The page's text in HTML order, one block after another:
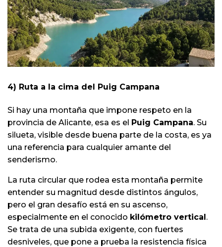
4) Ruta a la cima del Puig Campana
Si hay una montaña que impone respeto en la
provincia de Alicante, esa es el Puig Campana. Su
silueta, visible desde buena parte de la costa, es ya
una referencia para cualquier amante del
senderismo.
La ruta circular que rodea esta montaña permite
entender su magnitud desde distintos ángulos,
pero el gran desafío está en su ascenso,
especialmente en el conocido kilómetro vertical.
Se trata de una subida exigente, con fuertes
desniveles, que pone a prueba la resistencia física